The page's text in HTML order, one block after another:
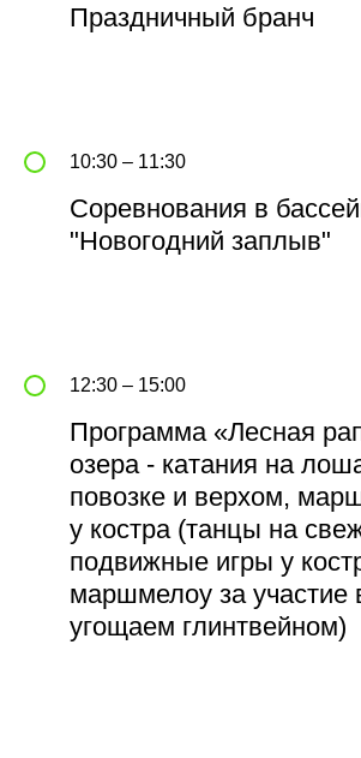
Праздничный бранч
10:30 – 11:30
Соревнования в
"Новогодний заплыв"
12:30 – 15:00
Программа «Лесная
озера - катания на
повозке и верхом,
у костра (танцы на
подвижные игры у
маршмелоу за участие
угощаем глинтвейном)
Политика обработки персональных данных
Политика конфиденциальности
Туры
Спорткомплекс
+7 (901) 305-79-94
olchaniki_bux@mail.ru
+7 (921) 188-36-26
Организация кофе-брейков